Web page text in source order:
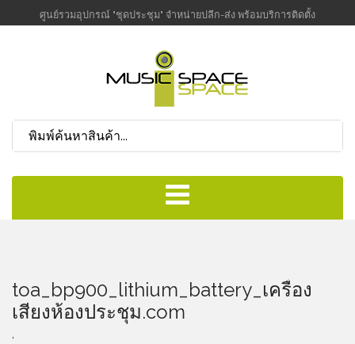
ศูนย์รวมอุปกรณ์ "ชุดประชุม" จำหน่ายปลีก-ส่ง พร้อมบริการติดตั้ง
toa_bp900_lithium_battery_เครื่อง
เสียงห้องประชุม.com